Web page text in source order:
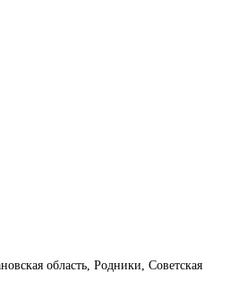
область, Родники, Советская